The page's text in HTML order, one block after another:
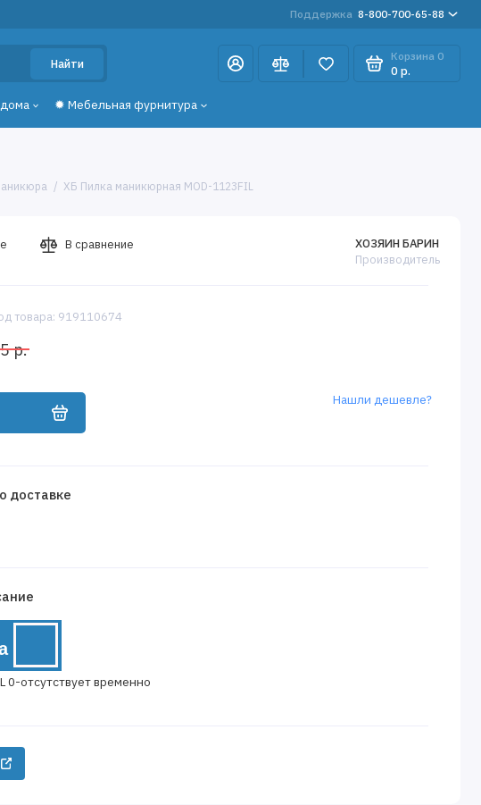
Поддержка 8-800-700-65-88
Найти
Корзина 0
0 р.
✹ Мебельная фурнитура
ХБ Пилка маникюрная MOD-1123FIL
товара: 919110674
ХОЗЯИН БАРИН
Производитель
р.
Нашли дешевле?
В сравнение
доставке
0-отсутствует временно